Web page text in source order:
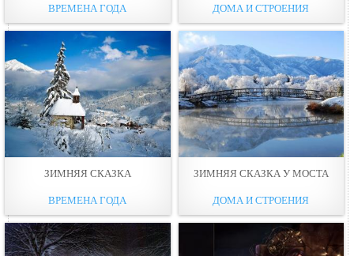
ВРЕМЕНА ГОДА ДОМА И СТРОЕНИЯ
ЗИМНЯЯ СКАЗКА
ВРЕМЕНА ГОДА
ЗИМНЯЯ СКАЗКА У МОСТА
ДОМА И СТРОЕНИЯ